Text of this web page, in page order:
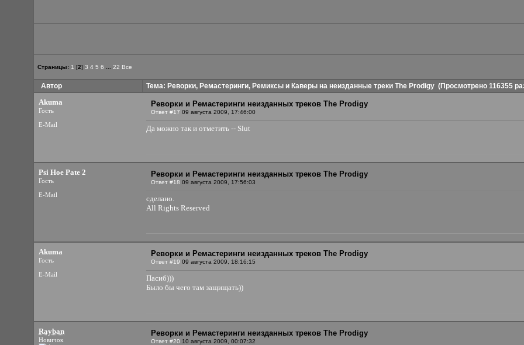
Страницы: 1 [2] 3 4 5 6 22 Все
Автор Тема: Реворки, Ремастеринги, Ремиксы и Каверы на неизданные треки The Prodigy (Просмотрено 116355
Akuma
Гость
E-Mail
Реворки и Ремастеринги неизданных треков The Prodigy
Ответ #17 09 августа 2009, 17:46:00
Да можно так и отметить -- Slut
Psi Hoe Pate 2
Гость
E-Mail
Реворки и Ремастеринги неизданных треков The Prodigy
Ответ #18 09 августа 2009, 17:56:03
сделано.
All Rights Reserved
Akuma
Гость
E-Mail
Реворки и Ремастеринги неизданных треков The Prodigy
Ответ #19 09 августа 2009, 18:16:15
Пасиб)))
Было бы чего там защищать))
Rayban
Новичок
Реворки и Ремастеринги неизданных треков The Prodigy
Ответ #20 10 августа 2009, 00:07:32